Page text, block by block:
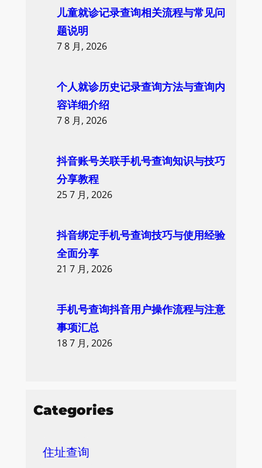
儿童就诊记录查询相关流程与常见问
题说明
7 8 月, 2026
个人就诊历史记录查询方法与查询内
容详细介绍
7 8 月, 2026
抖音账号关联手机号查询知识与技巧
分享教程
25 7 月, 2026
抖音绑定手机号查询技巧与使用经验
全面分享
21 7 月, 2026
手机号查询抖音用户操作流程与注意
事项汇总
18 7 月, 2026
Categories
住址查询